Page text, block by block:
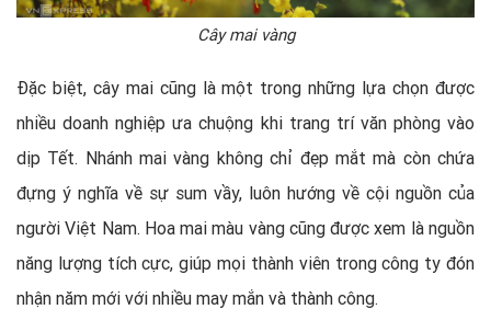
Cây mai vàng
Đặc biệt, cây mai cũng là một trong những lựa chọn được
nhiều doanh nghiệp ưa chuộng khi trang trí văn phòng vào
dịp Tết. Nhánh mai vàng không chỉ đẹp mắt mà còn chứa
đựng ý nghĩa về sự sum vầy, luôn hướng về cội nguồn của
người Việt Nam. Hoa mai màu vàng cũng được xem là nguồn
năng lượng tích cực, giúp mọi thành viên trong công ty đón
nhận năm mới với nhiều may mắn và thành công.